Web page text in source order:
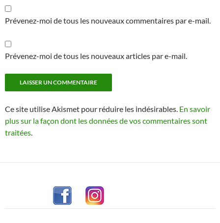
Prévenez-moi de tous les nouveaux commentaires par e-mail.
Prévenez-moi de tous les nouveaux articles par e-mail.
Ce site utilise Akismet pour réduire les indésirables. En savoir
plus sur la façon dont les données de vos commentaires sont
traitées